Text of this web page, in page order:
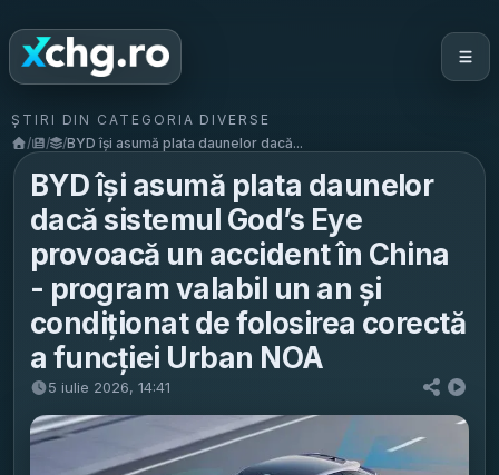
ȘTIRI DIN CATEGORIA DIVERSE
/
/ /BYD își asumă plata daunelor dacă...
BYD își asumă plata daunelor
dacă sistemul God’s Eye
provoacă un accident în China
- program valabil un an și
condiționat de folosirea corectă
a funcției Urban NOA
5 iulie 2026, 14:41